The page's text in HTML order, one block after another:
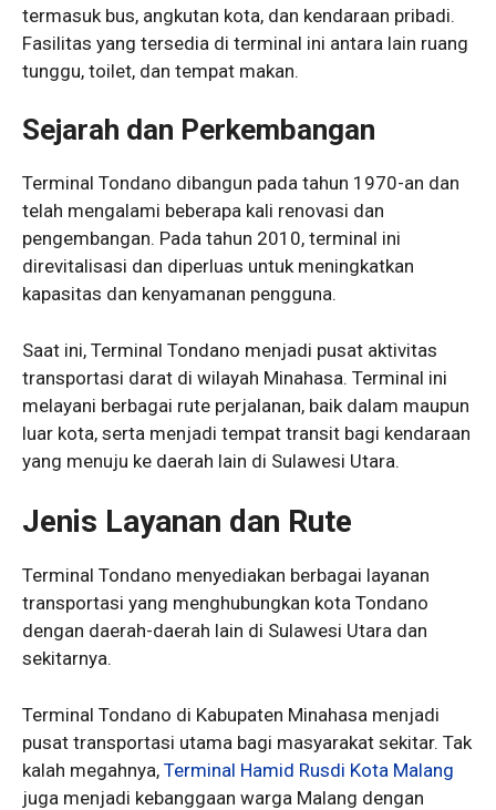
termasuk bus, angkutan kota, dan kendaraan pribadi.
Fasilitas yang tersedia di terminal ini antara lain ruang
tunggu, toilet, dan tempat makan.
Sejarah dan Perkembangan
Terminal Tondano dibangun pada tahun 1970-an dan
telah mengalami beberapa kali renovasi dan
pengembangan. Pada tahun 2010, terminal ini
direvitalisasi dan diperluas untuk meningkatkan
kapasitas dan kenyamanan pengguna.
Saat ini, Terminal Tondano menjadi pusat aktivitas
transportasi darat di wilayah Minahasa. Terminal ini
melayani berbagai rute perjalanan, baik dalam maupun
luar kota, serta menjadi tempat transit bagi kendaraan
yang menuju ke daerah lain di Sulawesi Utara.
Jenis Layanan dan Rute
Terminal Tondano menyediakan berbagai layanan
transportasi yang menghubungkan kota Tondano
dengan daerah-daerah lain di Sulawesi Utara dan
sekitarnya.
Terminal Tondano di Kabupaten Minahasa menjadi
pusat transportasi utama bagi masyarakat sekitar. Tak
kalah megahnya, Terminal Hamid Rusdi Kota Malang
juga menjadi kebanggaan warga Malang dengan